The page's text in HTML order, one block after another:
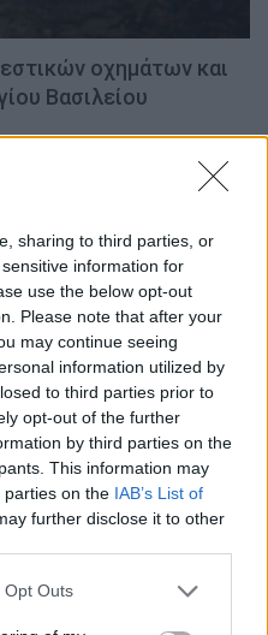
sharing to third parties, or
information for
use the below opt-out
Please note that after your
may continue seeing
information utilized by
to third parties prior to
opt-out of the further
by third parties on the
This information may
parties on the IAB’s List of
further disclose it to other
Opt Outs
οχημάτων και
Βασιλείου
του νέου Peaq –